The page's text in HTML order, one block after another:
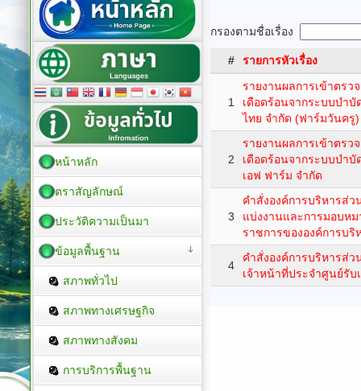
กรองตามชื่อเรื่อง
# รายการหัวเรื่อง
1
รายงานผลการเข้าตร
เดือดร้อนจากระบบบำ
ไทย จำกัด (ฟาร์มวันครู)
2
รายงานผลการเข้าตร
เดือดร้อนจากระบบบำบั
เอฟ ฟาร์ม จำกัด
3
คำสั่งองค์การบริหารส่ว
แบ่งงานและการมอบห
ราชการขององค์การบริ
4
คำสั่งองค์การบริหารส่ว
เจ้าหน้าที่ประจำศูนย์รับ
หน้าหลัก
ตราสัญลักษณ์
ประวัติความเป็นมา
ข้อมูลพื้นฐาน
สภาพทั่วไป
สภาพทางเศรษฐกิจ
สภาพทางสังคม
การบริการพื้นฐาน